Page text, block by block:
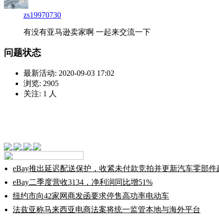
zs19970730
有没有亚马逊卖家啊 一起来交流一下
问题状态
最新活动: 2020-09-03 17:02
浏览: 2905
关注: 1 人
eBay推出延迟配送保护，收紧未付款竞拍并更新汽车零部件
eBay二季度营收3134，净利润同比增51%
纽约市向42家网商发函要求停售高功率电动车
法兹亚称马来西亚电商法案将统一监管本地与海外平台